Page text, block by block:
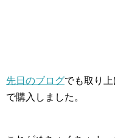
先日のブログでも取り
で購入しました。